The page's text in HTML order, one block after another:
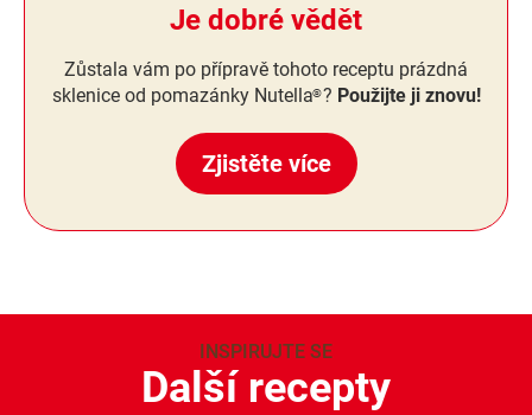
Je dobré vědět
Zůstala vám po přípravě tohoto receptu prázdná
sklenice od pomazánky Nutella®? Použijte ji znovu!
Zjistěte více
INSPIRUJTE SE
Další recepty